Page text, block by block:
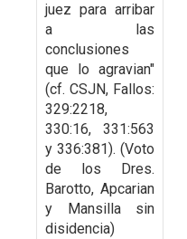
juez para arribar
a las
conclusiones
que lo agravian"
(cf. CSJN, Fallos:
329:2218,
330:16, 331:563
y 336:381). (Voto
de los Dres.
Barotto, Apcarian
y Mansilla sin
disidencia)